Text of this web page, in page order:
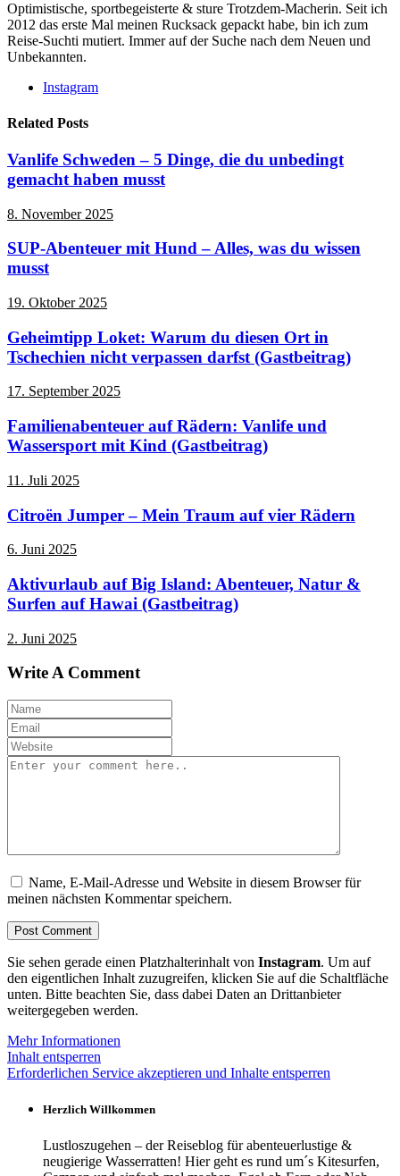
Optimistische, sportbegeisterte & sture Trotzdem-Macherin. Seit ich
2012 das erste Mal meinen Rucksack gepackt habe, bin ich zum
Reise-Suchti mutiert. Immer auf der Suche nach dem Neuen und
Unbekannten.
Instagram
Related Posts
Vanlife Schweden – 5 Dinge, die du unbedingt
gemacht haben musst
8. November 2025
SUP-Abenteuer mit Hund – Alles, was du wissen
musst
19. Oktober 2025
Geheimtipp Loket: Warum du diesen Ort in
Tschechien nicht verpassen darfst (Gastbeitrag)
17. September 2025
Familienabenteuer auf Rädern: Vanlife und
Wassersport mit Kind (Gastbeitrag)
11. Juli 2025
Citroën Jumper – Mein Traum auf vier Rädern
6. Juni 2025
Aktivurlaub auf Big Island: Abenteuer, Natur &
Surfen auf Hawai (Gastbeitrag)
2. Juni 2025
Write A Comment
Name, E-Mail-Adresse und Website in diesem Browser für
meinen nächsten Kommentar speichern.
Sie sehen gerade einen Platzhalterinhalt von Instagram. Um auf
den eigentlichen Inhalt zuzugreifen, klicken Sie auf die Schaltfläche
unten. Bitte beachten Sie, dass dabei Daten an Drittanbieter
weitergegeben werden.
Mehr Informationen
Inhalt entsperren
Erforderlichen Service akzeptieren und Inhalte entsperren
Herzlich Willkommen
Lustloszugehen – der Reiseblog für abenteuerlustige &
neugierige Wasserratten! Hier geht es rund um´s Kitesurfen,